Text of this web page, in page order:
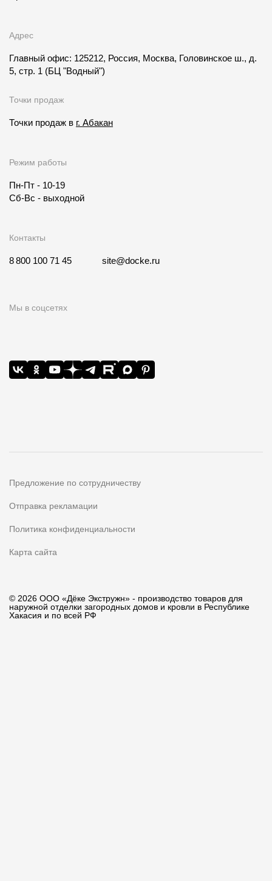
Адрес
Главный офис: 125212, Россия, Москва, Головинское ш., д.
5, стр. 1 (БЦ "Водный")
Точки продаж
Точки продаж в г. Абакан
Режим работы
Пн-Пт - 10-19
Сб-Вс - выходной
Контакты
8 800 100 71 45 site@docke.ru
Мы в соцсетях
Предложение по сотрудничеству
Отправка рекламации
Политика конфиденциальности
Карта сайта
© 2026 ООО «Дёке Экстружн» - производство товаров для
наружной отделки загородных домов и кровли в Республике
Хакасия и по всей РФ